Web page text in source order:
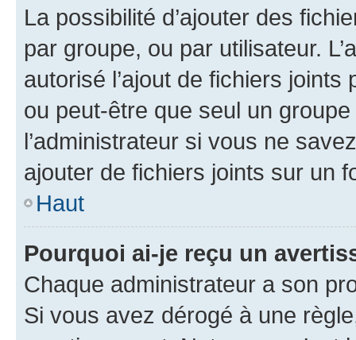
La possibilité d’ajouter des
par groupe, ou par utilisateur.
autorisé l’ajout de fichiers
ou peut-être que seul un
l’administrateur si vous ne
ajouter de fichiers joints sur un
Haut
Pourquoi ai-je reçu un
Chaque administrateur a son
Si vous avez dérogé à une